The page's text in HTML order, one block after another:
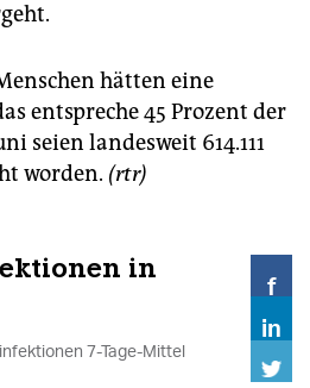
hätten eine
entspreche 45 Prozent der
seien landesweit 614.111
worden. (rtr)